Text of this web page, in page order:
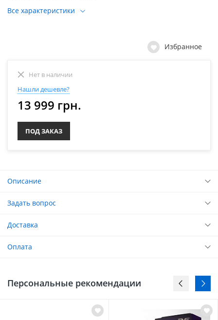
Все характеристики
Избранное
Нет в наличии
Нашли дешевле?
13 999 грн.
ПОД ЗАКАЗ
Описание
Задать вопрос
Доставка
Оплата
Персональные рекомендации